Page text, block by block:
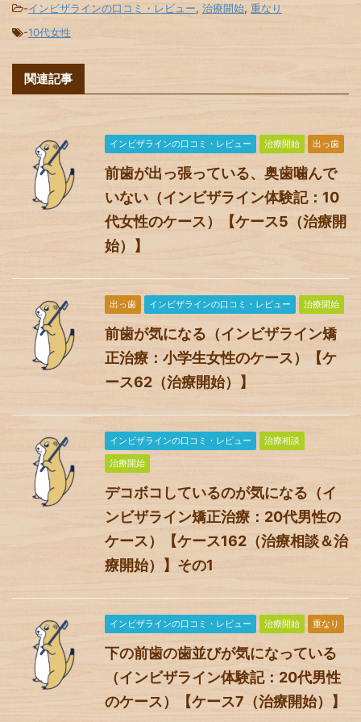
-インビザラインの口コミ・レビュー, 治療開始, 重なり
-10代女性
関連記事
インビザラインの口コミ・レビュー 治療開始 出っ歯
前歯が出っ張っている、奥歯噛んで
いない（インビザライン体験記：10
代女性のケース）【ケース5（治療開
始）】
出っ歯 インビザラインの口コミ・レビュー 治療開始
前歯が気になる（インビザライン矯
正治療：小学生女性のケース）【ケ
ース62（治療開始）】
インビザラインの口コミ・レビュー
治療相談
治療開始
デコボコしているのが気になる（イ
ンビザライン矯正治療：20代男性の
ケース）【ケース162（治療相談＆治
療開始）】その1
インビザラインの口コミ・レビュー 治療開始 重なり
下の前歯の歯並びが気になっている
（インビザライン体験記：20代男性
のケース）【ケース7（治療開始）】